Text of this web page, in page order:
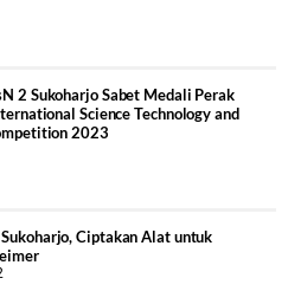
2 Sukoharjo Sabet Medali Perak
Science Technology and
2023
Ciptakan Alat untuk